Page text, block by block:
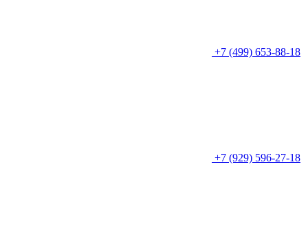
+7 (499) 653-88-18
+7 (929) 596-27-18